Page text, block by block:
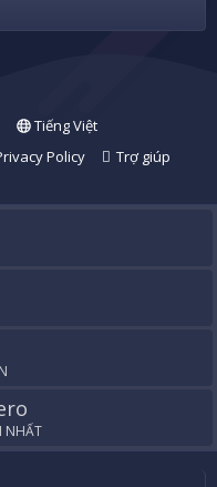
Tiếng Việt
Policy
Trợ giúp
NHẤT